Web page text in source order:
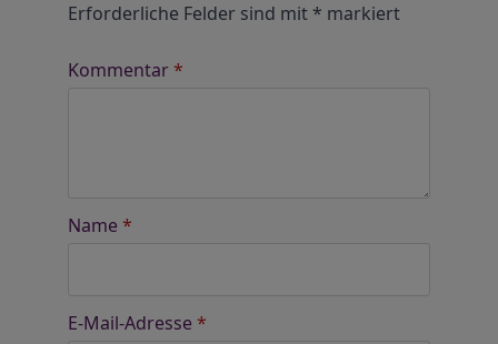
Erforderliche Felder sind mit* markiert
Kommentar*
Name *
E-Mail-Adresse *